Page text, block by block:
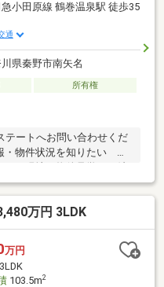
小田原線 鶴巻温泉駅 徒歩35
通
県秦野市南矢名
所有権
ートへお問い合わせくだ
物件状況を知りたい
い合わせも大歓迎です！
ませんか？「どうやって
「住宅ローンが不安…」お
ます！住まい探しのご不
さい！◆小田原店：小田原
9-25
万円 3LDK
万円
3LDK
103.5m2